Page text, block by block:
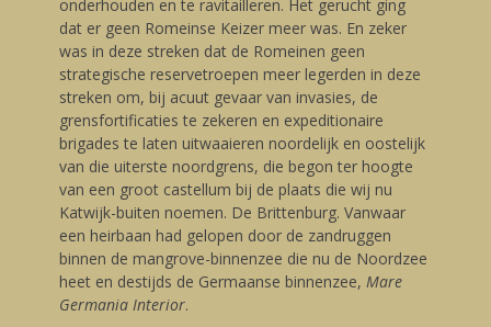
onderhouden en te ravitailleren. Het gerucht ging
dat er geen Romeinse Keizer meer was. En zeker
was in deze streken dat de Romeinen geen
strategische reservetroepen meer legerden in deze
streken om, bij acuut gevaar van invasies, de
grensfortificaties te zekeren en expeditionaire
brigades te laten uitwaaieren noordelijk en oostelijk
van die uiterste noordgrens, die begon ter hoogte
van een groot castellum bij de plaats die wij nu
Katwijk-buiten noemen. De Brittenburg. Vanwaar
een heirbaan had gelopen door de zandruggen
binnen de mangrove-binnenzee die nu de Noordzee
heet en destijds de Germaanse binnenzee, Mare
Germania Interior.